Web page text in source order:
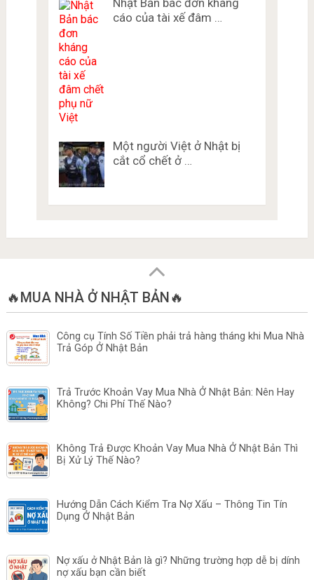
Nhật Bản bác đơn kháng
cáo của tài xế đâm …
Một người Việt ở Nhật bị
cắt cổ chết ở …
🔥MUA NHÀ Ở NHẬT BẢN🔥
Công cụ Tính Số Tiền phải trả hàng tháng khi Mua Nhà
Trả Góp Ở Nhật Bản
Trả Trước Khoản Vay Mua Nhà Ở Nhật Bản: Nên Hay
Không? Chi Phí Thế Nào?
Không Trả Được Khoản Vay Mua Nhà Ở Nhật Bản Thì
Bị Xử Lý Thế Nào?
Hướng Dẫn Cách Kiểm Tra Nợ Xấu – Thông Tin Tín
Dụng Ở Nhật Bản
Nợ xấu ở Nhật Bản là gì? Những trường hợp dễ bị dính
nợ xấu bạn cần biết